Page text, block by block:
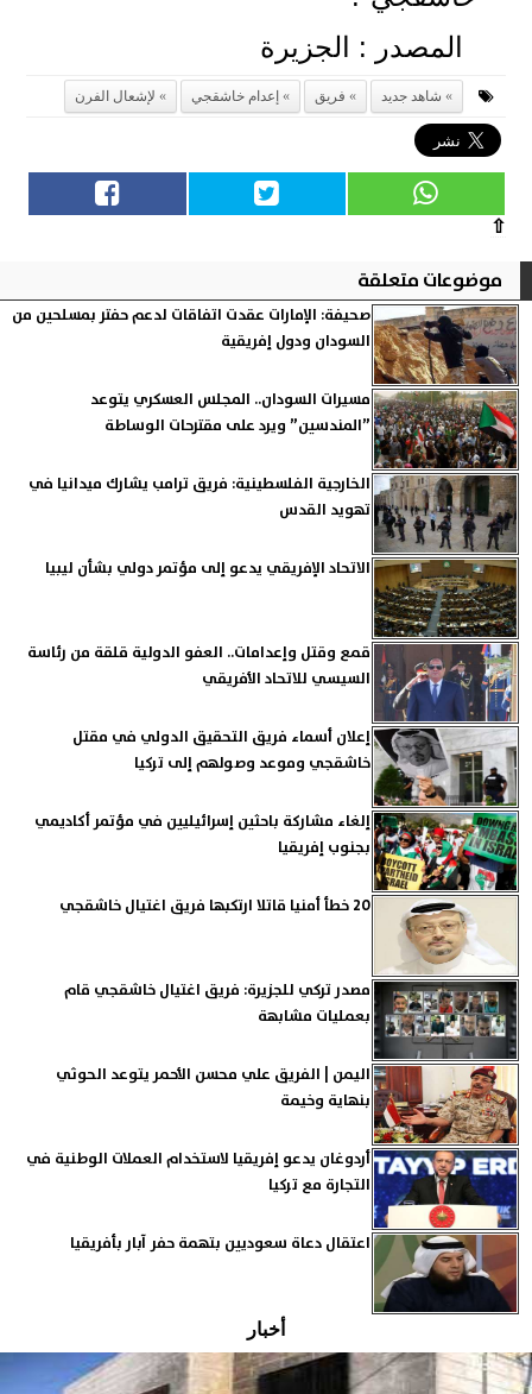
المصدر : الجزيرة
شاهد جديد فريق إعدام خاشقجي لإشعال الفرن
⇧
موضوعات متعلقة
صحيفة: الإمارات عقدت اتفاقات لدعم حفتر بمسلحين من
السودان ودول إفريقية
مسيرات السودان.. المجلس العسكري يتوعد
”المندسين” ويرد على مقترحات الوساطة
الخارجية الفلسطينية: فريق ترامب يشارك ميدانيا في
تهويد القدس
الاتحاد الإفريقي يدعو إلى مؤتمر دولي بشأن ليبيا
قمع وقتل وإعدامات.. العفو الدولية قلقة من رئاسة
السيسي للاتحاد الأفريقي
إعلان أسماء فريق التحقيق الدولي في مقتل
خاشقجي وموعد وصولهم إلى تركيا
إلغاء مشاركة باحثين إسرائيليين في مؤتمر أكاديمي
بجنوب إفريقيا
20 خطأ أمنيا قاتلا ارتكبها فريق اغتيال خاشقجي
مصدر تركي للجزيرة: فريق اغتيال خاشقجي قام
بعمليات مشابهة
اليمن | الفريق علي محسن الأحمر يتوعد الحوثي
بنهاية وخيمة
أردوغان يدعو إفريقيا لاستخدام العملات الوطنية في
التجارة مع تركيا
اعتقال دعاة سعوديين بتهمة حفر آبار بأفريقيا
أخبار